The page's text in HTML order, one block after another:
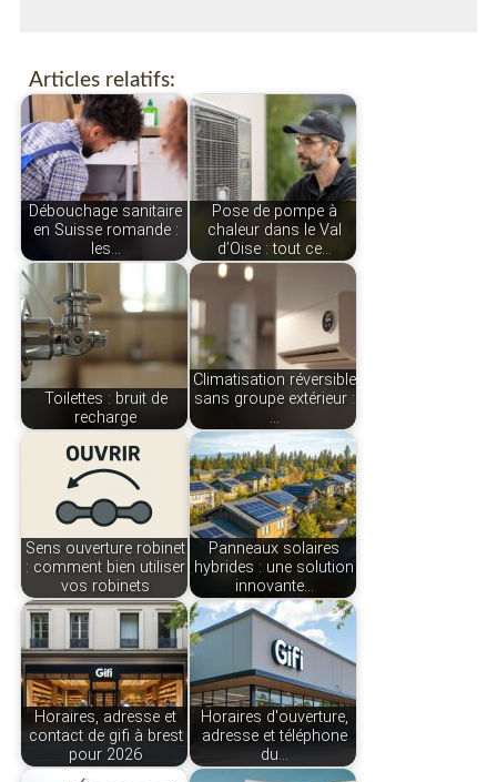
Articles relatifs:
Débouchage sanitaire
en Suisse romande :
les…
Pose de pompe à
chaleur dans le Val
d’Oise : tout ce…
Toilettes : bruit de
recharge
Climatisation réversible
sans groupe extérieur :
…
Sens ouverture robinet
: comment bien utiliser
vos robinets
Panneaux solaires
hybrides : une solution
innovante…
Horaires, adresse et
contact de gifi à brest
pour 2026
Horaires d'ouverture,
adresse et téléphone
du…